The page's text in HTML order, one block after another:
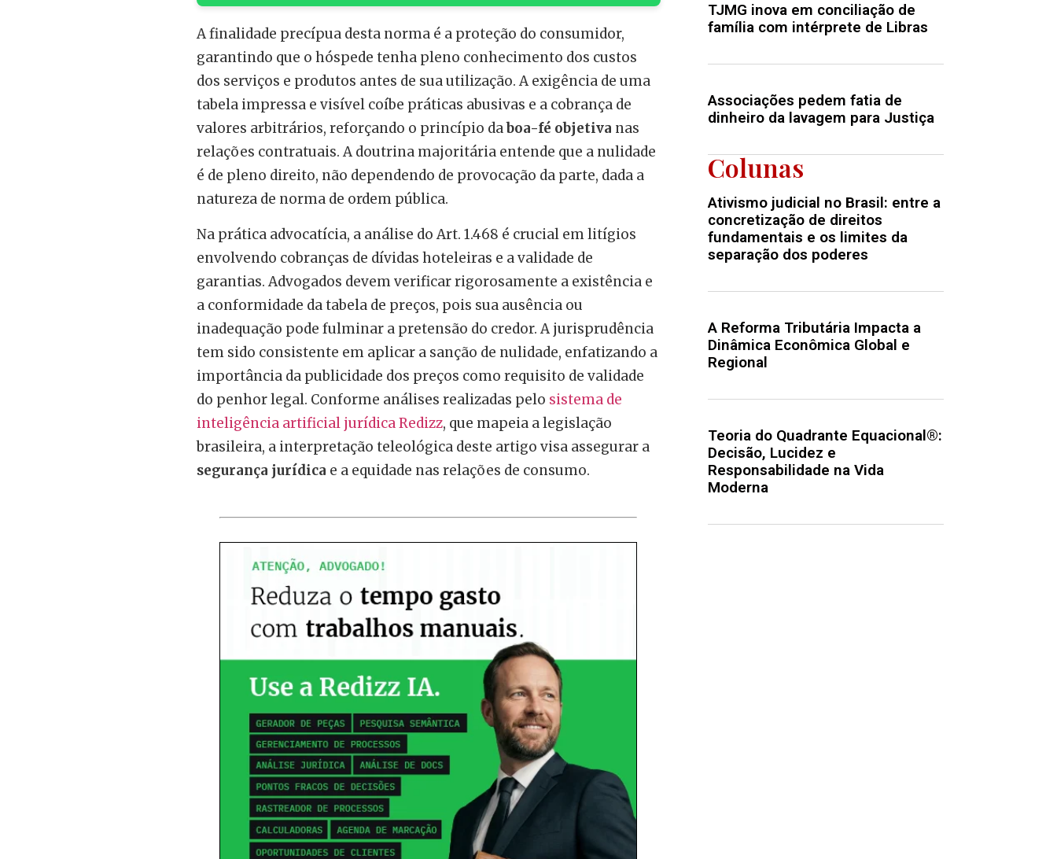
A finalidade precípua desta norma é a proteção do consumidor,
garantindo que o hóspede tenha pleno conhecimento dos custos
dos serviços e produtos antes de sua utilização. A exigência de uma
tabela impressa e visível coíbe práticas abusivas e a cobrança de
valores arbitrários, reforçando o princípio daboa-fé objetiva nas
relações contratuais. A doutrina majoritária entende que a nulidade
é de pleno direito, não dependendo de provocação da parte, dada a
natureza de norma de ordem pública.
Na prática advocatícia, a análise do Art. 1.468 é crucial em litígios
envolvendo cobranças de dívidas hoteleiras e a validade de
garantias. Advogados devem verificar rigorosamente a existência e
a conformidade da tabela de preços, pois sua ausência ou
inadequação pode fulminar a pretensão do credor. A jurisprudência
tem sido consistente em aplicar a sanção de nulidade, enfatizando a
importância da publicidade dos preços como requisito de validade
do penhor legal. Conforme análises realizadas pelo sistema de
inteligência artificial jurídica Redizz, que mapeia a legislação
brasileira, a interpretação teleológica deste artigo visa assegurar a
segurança jurídica e a equidade nas relações de consumo.
TJMG inova em conciliação de
família com intérprete de Libras
Associações pedem fatia de
dinheiro da lavagem para Justiça
Colunas
Ativismo judicial no Brasil: entre a
concretização de direitos
fundamentais e os limites da
separação dos poderes
A Reforma Tributária Impacta a
Dinâmica Econômica Global e
Regional
Teoria do Quadrante Equacional®:
Decisão, Lucidez e
Responsabilidade na Vida
Moderna